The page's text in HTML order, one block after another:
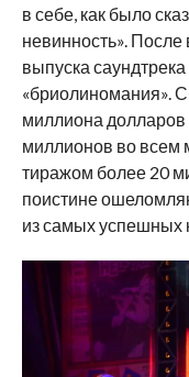
в себе, как было
невинность».
выпуска
«бриолиномания».
миллиона
миллионов во всем
тиражом более 20
поистине
из самых успешных